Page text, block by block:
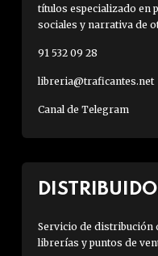
títulos especializado en
sociales y narrativa de
91 532 09 28
libreria@traficantes.net
Canal de Telegram
Servicio de distribución
librerías y puntos de